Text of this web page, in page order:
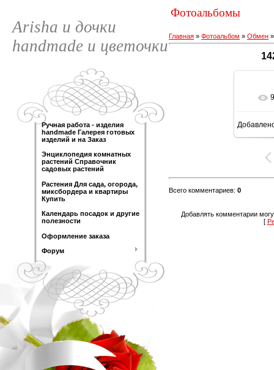
Arisha и дочки
handmade и цветочки
Ручная работа - изделия
handmade Галерея готовых
изделий и на Заказ
Энциклопедия комнатных
растений Справочник
садовых растений
Растения Для сада, огорода,
миксбордера и квартиры
Купить
Календарь посадок и другие
полезности
Оформление заказа
Форум
Фотоальбомы
Главная » Фотоальбом » Обмен
Всего комментариев: 0
Добавлять комментарии
[